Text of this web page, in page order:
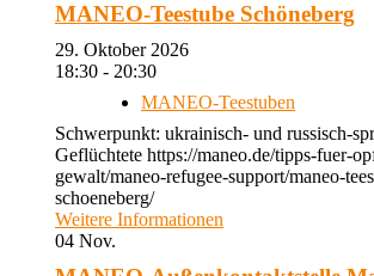
MANEO-Teestube Schöneberg
29. Oktober 2026
18:30 - 20:30
MANEO-Teestuben
Schwerpunkt: ukrainisch- und russisch-
Geflüchtete https://maneo.de/tipps-fuer-
gewalt/maneo-refugee-support/maneo-
schoeneberg/
Weitere Informationen
04 Nov.